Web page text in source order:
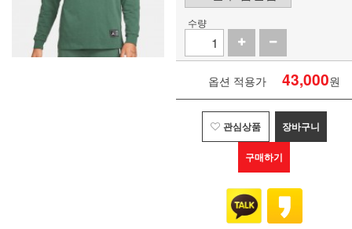
수량
옵션 적용가 43,000원
관심상품 장바구니
구매하기